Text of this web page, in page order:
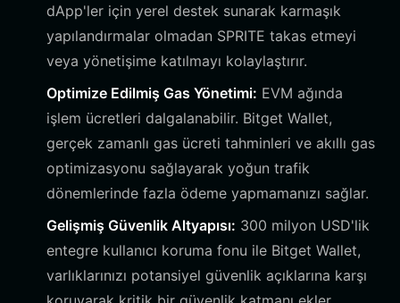
dApp'ler için yerel destek sunarak karmaşık
yapılandırmalar olmadan SPRITE takas etmeyi
veya yönetişime katılmayı kolaylaştırır.
Optimize Edilmiş Gas Yönetimi: EVM ağında
işlem ücretleri dalgalanabilir. Bitget Wallet,
gerçek zamanlı gas ücreti tahminleri ve akıllı gas
optimizasyonu sağlayarak yoğun trafik
dönemlerinde fazla ödeme yapmamanızı sağlar.
Gelişmiş Güvenlik Altyapısı: 300 milyon USD'lik
entegre kullanıcı koruma fonu ile Bitget Wallet,
varlıklarınızı potansiyel güvenlik açıklarına karşı